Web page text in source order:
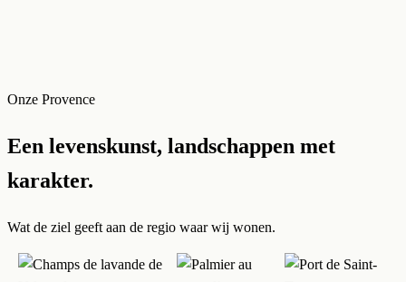
Onze Provence
Een levenskunst, landschappen met
karakter.
Wat de ziel geeft aan de regio waar wij wonen.